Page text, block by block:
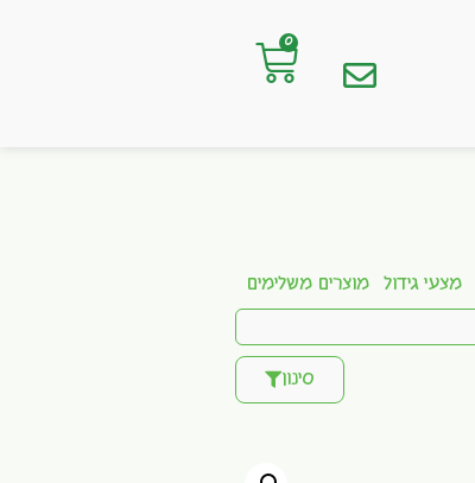
0
מצעי גידול מוצרים משלימים
סינון